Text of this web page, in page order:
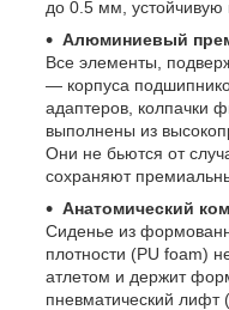
до 0.5 мм, устойчивую
Алюминиевый
Все элементы,
— корпуса
адаптеров, колпачки
выполнены из
Они не бьются от
сохраняют
Анатомический
Сиденье из
плотности (PU foam)
атлетом и держит
пневматический лифт